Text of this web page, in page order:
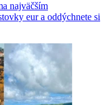
najväčším
eur a oddýchnete si